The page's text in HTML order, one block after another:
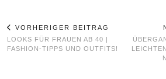
VORHERIGER BEITRAG
LOOKS FÜR FRAUEN AB 40 |
FASHION-TIPPS UND OUTFITS!